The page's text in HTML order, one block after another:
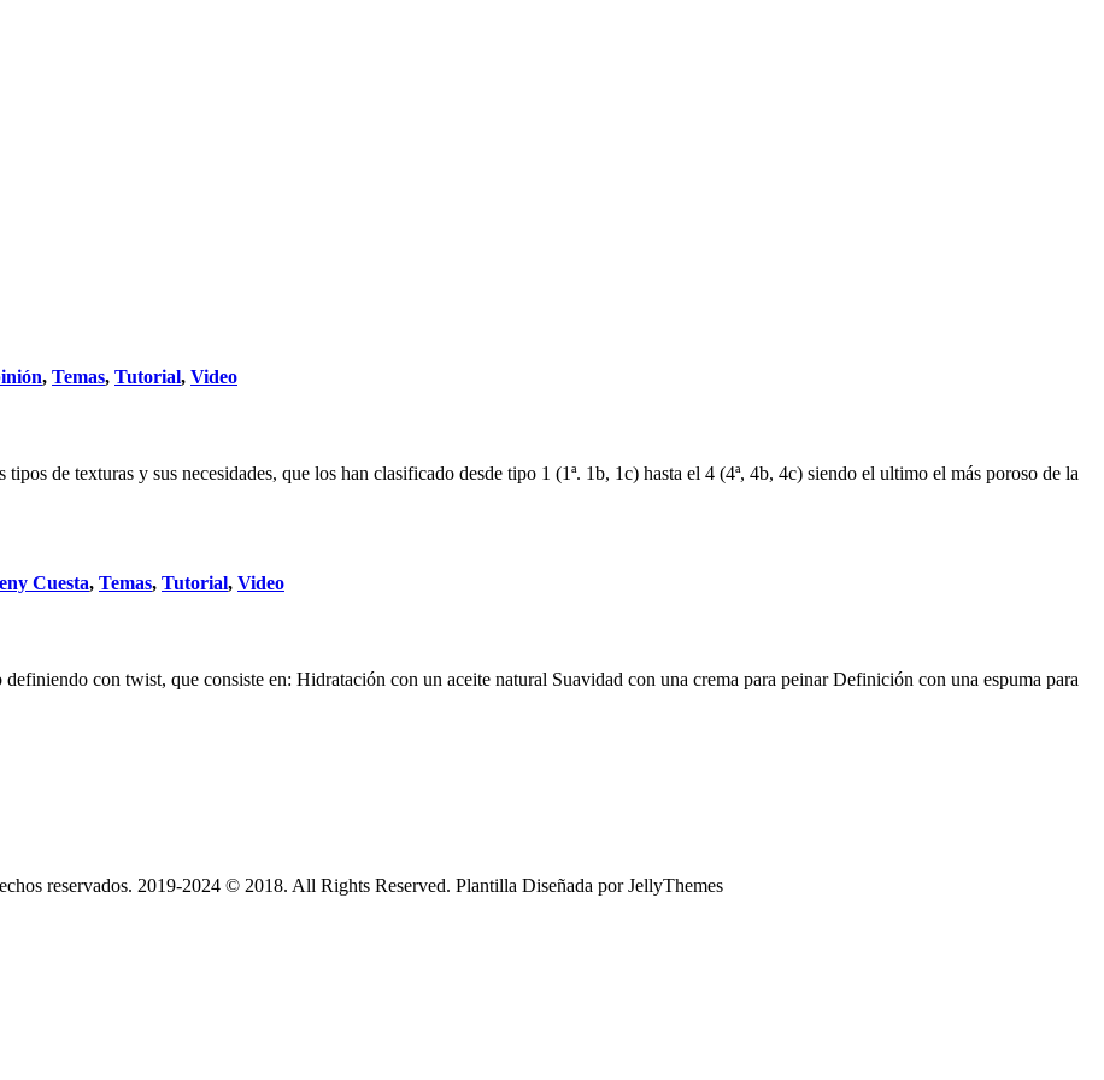
, Temas, Tutorial, Video
de texturas y sus necesidades, que los han clasificado desde tipo 1 (1ª. 1b, 1c) hasta el 4 (4ª, 4b, 4c) siendo el ultimo el más poroso de la
Cuesta, Temas, Tutorial, Video
con twist, que consiste en: Hidratación con un aceite natural Suavidad con una crema para peinar Definición con una espuma para
reservados. 2019-2024 © 2018. All Rights Reserved. Plantilla Diseñada por JellyThemes